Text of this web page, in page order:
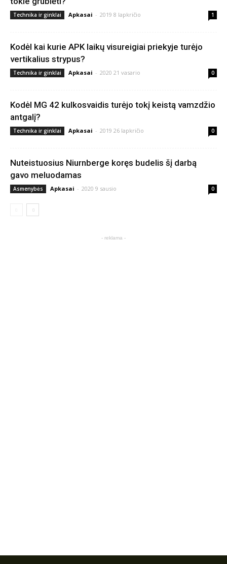
Technika ir ginklai Apkasai - 2019 8 lapkričio 1
Kodėl kai kurie APK laikų visureigiai priekyje turėjo
vertikalius strypus?
Technika ir ginklai Apkasai - 2020 21 vasario 0
Kodėl MG 42 kulkosvaidis turėjo tokį keistą vamzdžio
antgalį?
Technika ir ginklai Apkasai - 2019 26 lapkričio 0
Nuteistuosius Niurnberge koręs budelis šį darbą
gavo meluodamas
Asmenybės Apkasai - 2020 9 sausio 0
- reklama -